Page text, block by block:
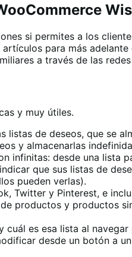
si permites a los
para más
a través de las
y muy útiles.
de deseos, que se
y almacenarlas
infinitas: desde una
que sus listas de
pueden verlas).
Twitter y Pinterest, e
productos y productos
es esa lista al
desde un botón a